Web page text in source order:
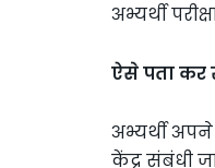
अभ्यर्थी
ऐसे पता कर
अभ्यर्थी
केंद्र संबंधी